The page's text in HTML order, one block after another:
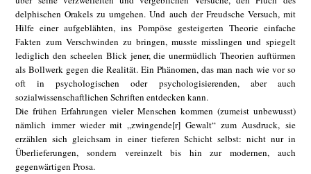
delphischen Orakels zu umgehen. Und auch der Freudsche Versuch, mit
Hilfe einer aufgeblähten, ins Pompöse gesteigerten Theorie einfache
Fakten zum Verschwinden zu bringen, musste misslingen und spiegelt
lediglich den scheelen Blick jener, die unermüdlich Theorien auftürmen
als Bollwerk gegen die Realität. Ein Phänomen, das man nach wie vor so
oft in psychologischen oder psychologisierenden, aber auch
sozialwissenschaftlichen Schriften entdecken kann.
Die frühen Erfahrungen vieler Menschen kommen (zumeist unbewusst)
nämlich immer wieder mit „zwingende[r] Gewalt“ zum Ausdruck, sie
erzählen sich gleichsam in einer tieferen Schicht selbst: nicht nur in
Überlieferungen, sondern vereinzelt bis hin zur modernen, auch
gegenwärtigen Prosa.